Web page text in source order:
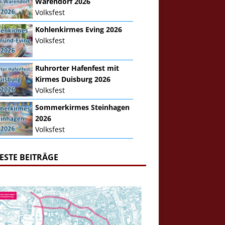
Volksfest
Kohlenkirmes Eving 2026
Volksfest
Ruhrorter Hafenfest mit
Kirmes Duisburg 2026
Volksfest
Sommerkirmes Steinhagen
2026
Volksfest
BEITRÄGE